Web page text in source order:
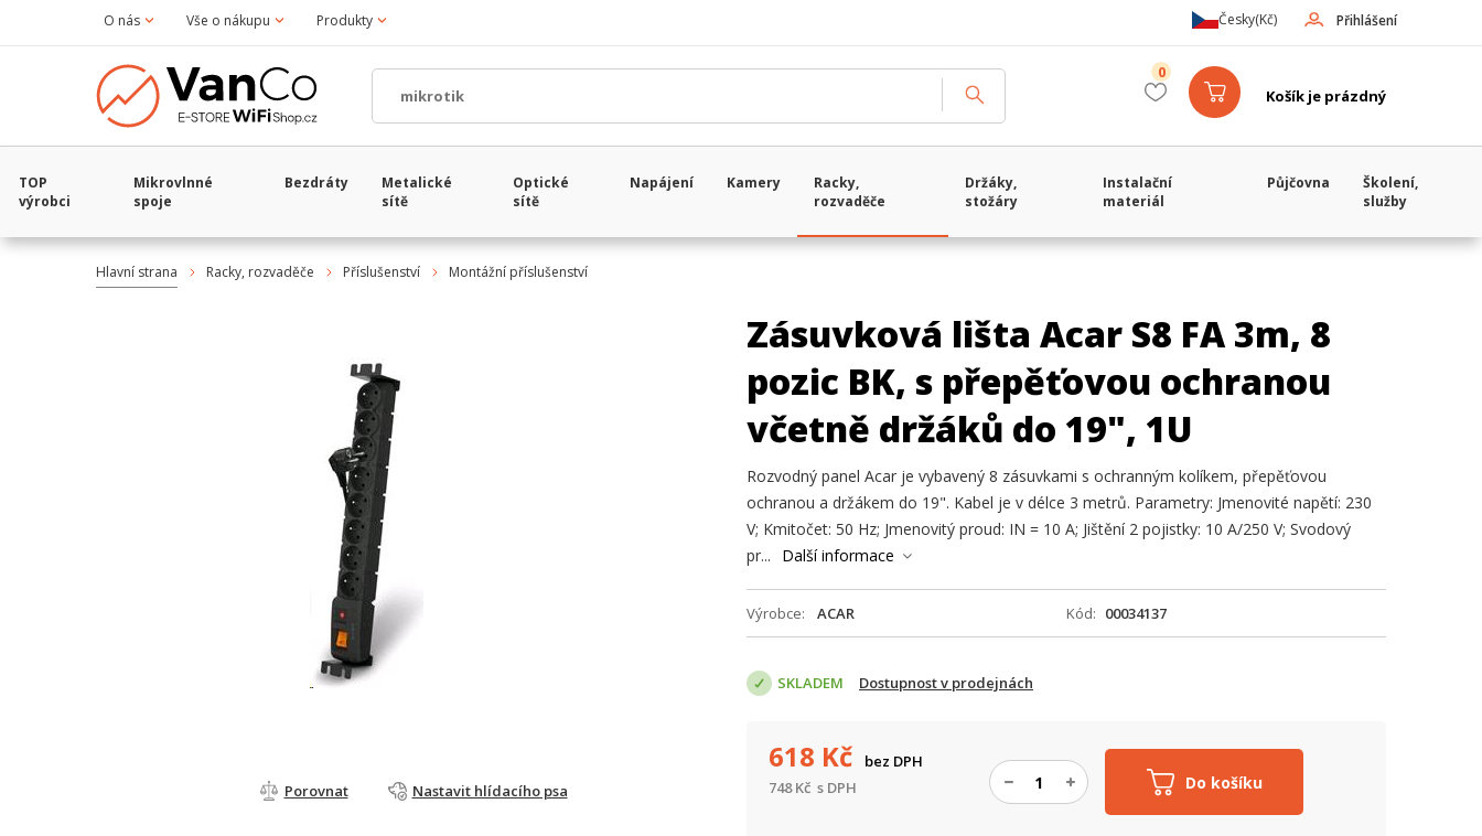
O nás Vše o nákupu Produkty Přihlášení
Česky(Kč)
Košík je prázdný
0
TOP
výrobci
Mikrovlnné
spoje
Bezdráty
Metalické
sítě
Optické
sítě
Napájení Kamery
Racky,
rozvaděče
Držáky,
stožáry
Instalační
materiál
Půjčovna
Školení,
služby
Hlavní strana Racky, rozvaděče Příslušenství Montážní příslušenství
Porovnat Nastavit hlídacího psa
Zásuvková lišta Acar S8 FA 3m, 8
pozic BK, s přepěťovou ochranou
včetně držáků do 19", 1U
Rozvodný panel Acar je vybavený 8 zásuvkami s ochranným kolíkem, přepěťovou
ochranou a držákem do 19". Kabel je v délce 3 metrů. Parametry: Jmenovité napětí: 230
V; Kmitočet: 50 Hz; Jmenovitý proud: IN = 10 A; Jištění 2 pojistky: 10 A/250 V; Svodový
pr...
Další informace
Výrobce ACAR Kód 00034137
SKLADEM Dostupnost v prodejnách
Do košíku
618 Kč
bez DPH
748Kč s DPH